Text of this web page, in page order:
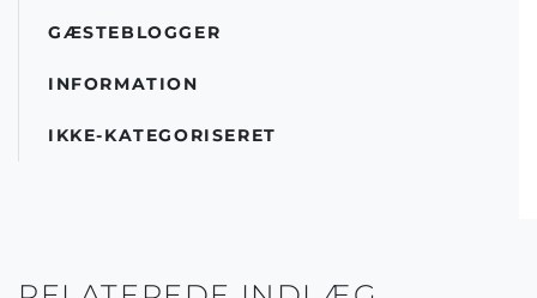
GÆSTEBLOGGER
INFORMATION
IKKE-KATEGORISERET